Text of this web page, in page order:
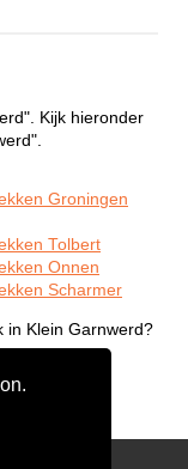
Kijk hieronder
Groningen
Tolbert
Onnen
Scharmer
in Klein Garnwerd?